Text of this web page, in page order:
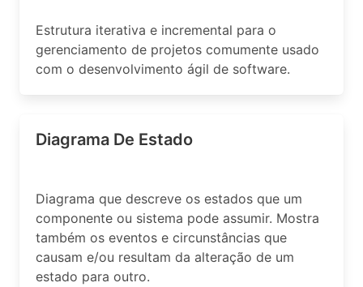
Estrutura iterativa e incremental para o
gerenciamento de projetos comumente usado
com o desenvolvimento ágil de software.
Diagrama De Estado
Diagrama que descreve os estados que um
componente ou sistema pode assumir. Mostra
também os eventos e circunstâncias que
causam e/ou resultam da alteração de um
estado para outro.